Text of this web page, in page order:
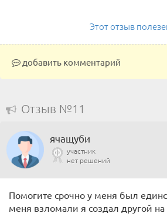
Этот отзыв
добавить комментарий
Отзыв №11
ячащуби
участник
нет решений
Помогите срочно у меня был
меня взломали я создал другой